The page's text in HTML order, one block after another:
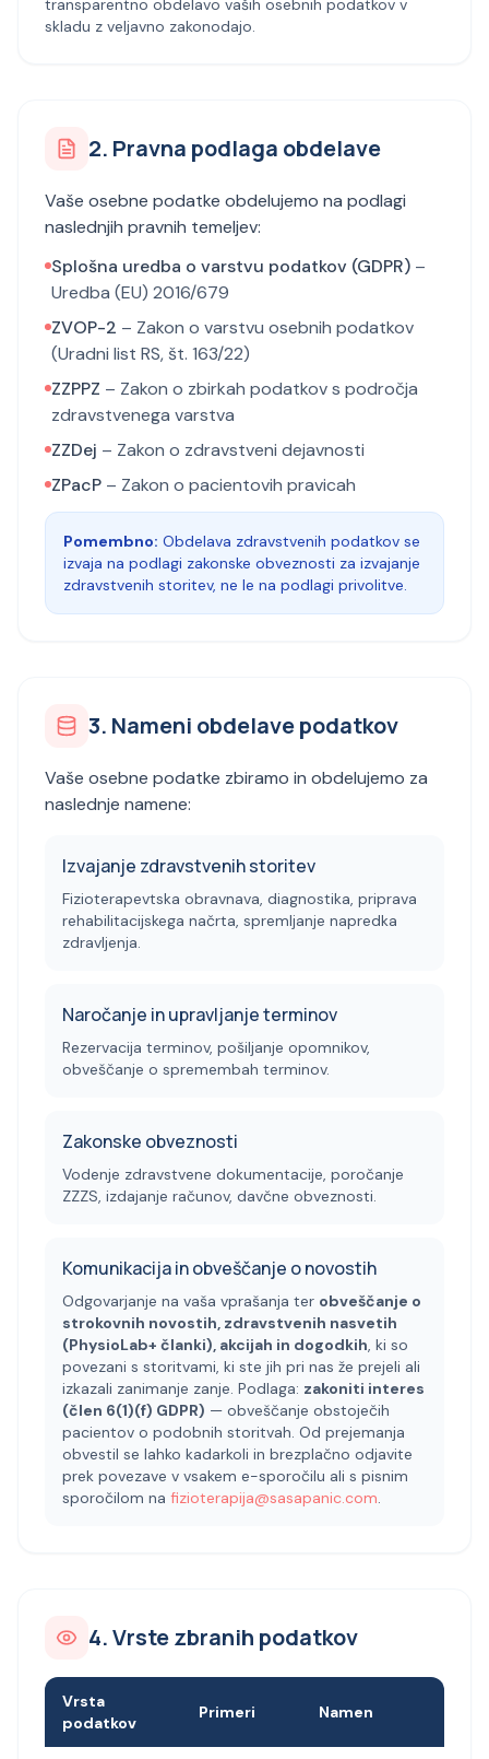
transparentno obdelavo vaših osebnih podatkov v
skladu z veljavno zakonodajo.
2. Pravna podlaga obdelave
Vaše osebne podatke obdelujemo na podlagi
naslednjih pravnih temeljev:
Splošna uredba o varstvu podatkov (GDPR) –
Uredba (EU) 2016/679
ZVOP-2 – Zakon o varstvu osebnih podatkov
(Uradni list RS, št. 163/22)
ZZPPZ – Zakon o zbirkah podatkov s področja
zdravstvenega varstva
ZZDej – Zakon o zdravstveni dejavnosti
ZPacP – Zakon o pacientovih pravicah
Pomembno: Obdelava zdravstvenih podatkov se
izvaja na podlagi zakonske obveznosti za izvajanje
zdravstvenih storitev, ne le na podlagi privolitve.
3. Nameni obdelave podatkov
Vaše osebne podatke zbiramo in obdelujemo za
naslednje namene:
Izvajanje zdravstvenih storitev
Fizioterapevtska obravnava, diagnostika, priprava
rehabilitacijskega načrta, spremljanje napredka
zdravljenja.
Naročanje in upravljanje terminov
Rezervacija terminov, pošiljanje opomnikov,
obveščanje o spremembah terminov.
Zakonske obveznosti
Vodenje zdravstvene dokumentacije, poročanje
ZZZS, izdajanje računov, davčne obveznosti.
Komunikacija in obveščanje o novostih
Odgovarjanje na vaša vprašanja ter obveščanje o
strokovnih novostih, zdravstvenih nasvetih
(PhysioLab+ članki), akcijah in dogodkih, ki so
povezani s storitvami, ki ste jih pri nas že prejeli ali
izkazali zanimanje zanje. Podlaga: zakoniti interes
(člen 6(1)(f) GDPR) — obveščanje obstoječih
pacientov o podobnih storitvah. Od prejemanja
obvestil se lahko kadarkoli in brezplačno odjavite
prek povezave v vsakem e-sporočilu ali s pisnim
sporočilom na fizioterapija@sasapanic.com.
4. Vrste zbranih podatkov
Vrsta
podatkov
Primeri Namen